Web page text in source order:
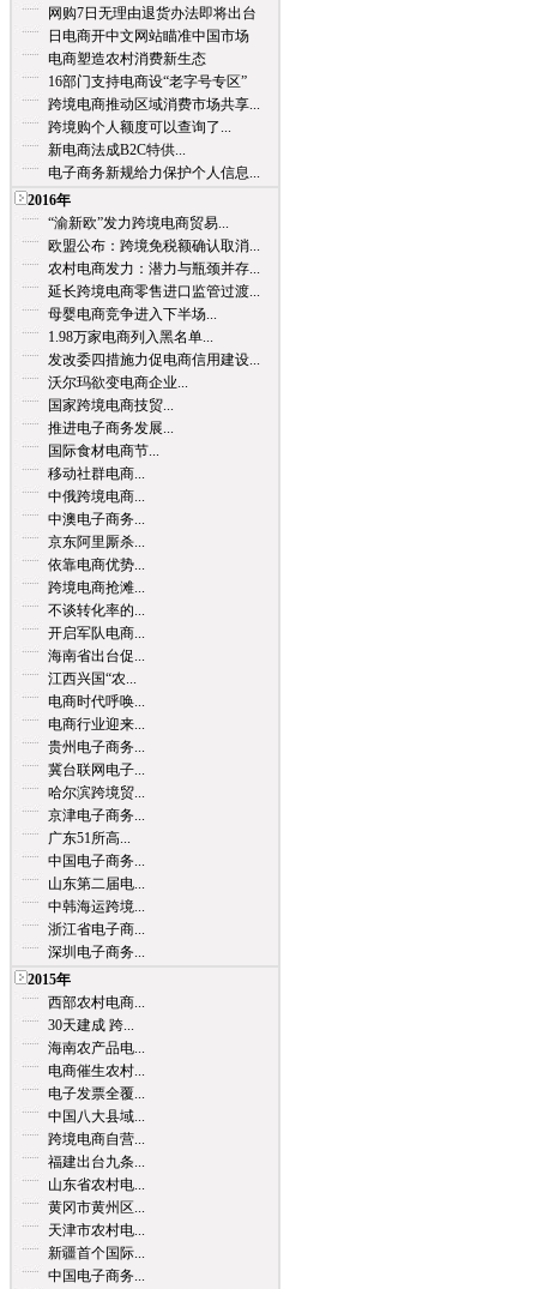
网购7日无理由退货办法即将出台
日电商开中文网站瞄准中国市场
电商塑造农村消费新生态
16部门支持电商设“老字号专区”
跨境电商推动区域消费市场共享...
跨境购个人额度可以查询了...
新电商法成B2C特供...
电子商务新规给力保护个人信息...
2016年
“渝新欧”发力跨境电商贸易...
欧盟公布：跨境免税额确认取消...
农村电商发力：潜力与瓶颈并存...
延长跨境电商零售进口监管过渡...
母婴电商竞争进入下半场...
1.98万家电商列入黑名单...
发改委四措施力促电商信用建设...
沃尔玛欲变电商企业...
国家跨境电商技贸...
推进电子商务发展...
国际食材电商节...
移动社群电商...
中俄跨境电商...
中澳电子商务...
京东阿里厮杀...
依靠电商优势...
跨境电商抢滩...
不谈转化率的...
开启军队电商...
海南省出台促...
江西兴国“农...
电商时代呼唤...
电商行业迎来...
贵州电子商务...
冀台联网电子...
哈尔滨跨境贸...
京津电子商务...
广东51所高...
中国电子商务...
山东第二届电...
中韩海运跨境...
浙江省电子商...
深圳电子商务...
2015年
西部农村电商...
30天建成 跨...
海南农产品电...
电商催生农村...
电子发票全覆...
中国八大县域...
跨境电商自营...
福建出台九条...
山东省农村电...
黄冈市黄州区...
天津市农村电...
新疆首个国际...
中国电子商务...